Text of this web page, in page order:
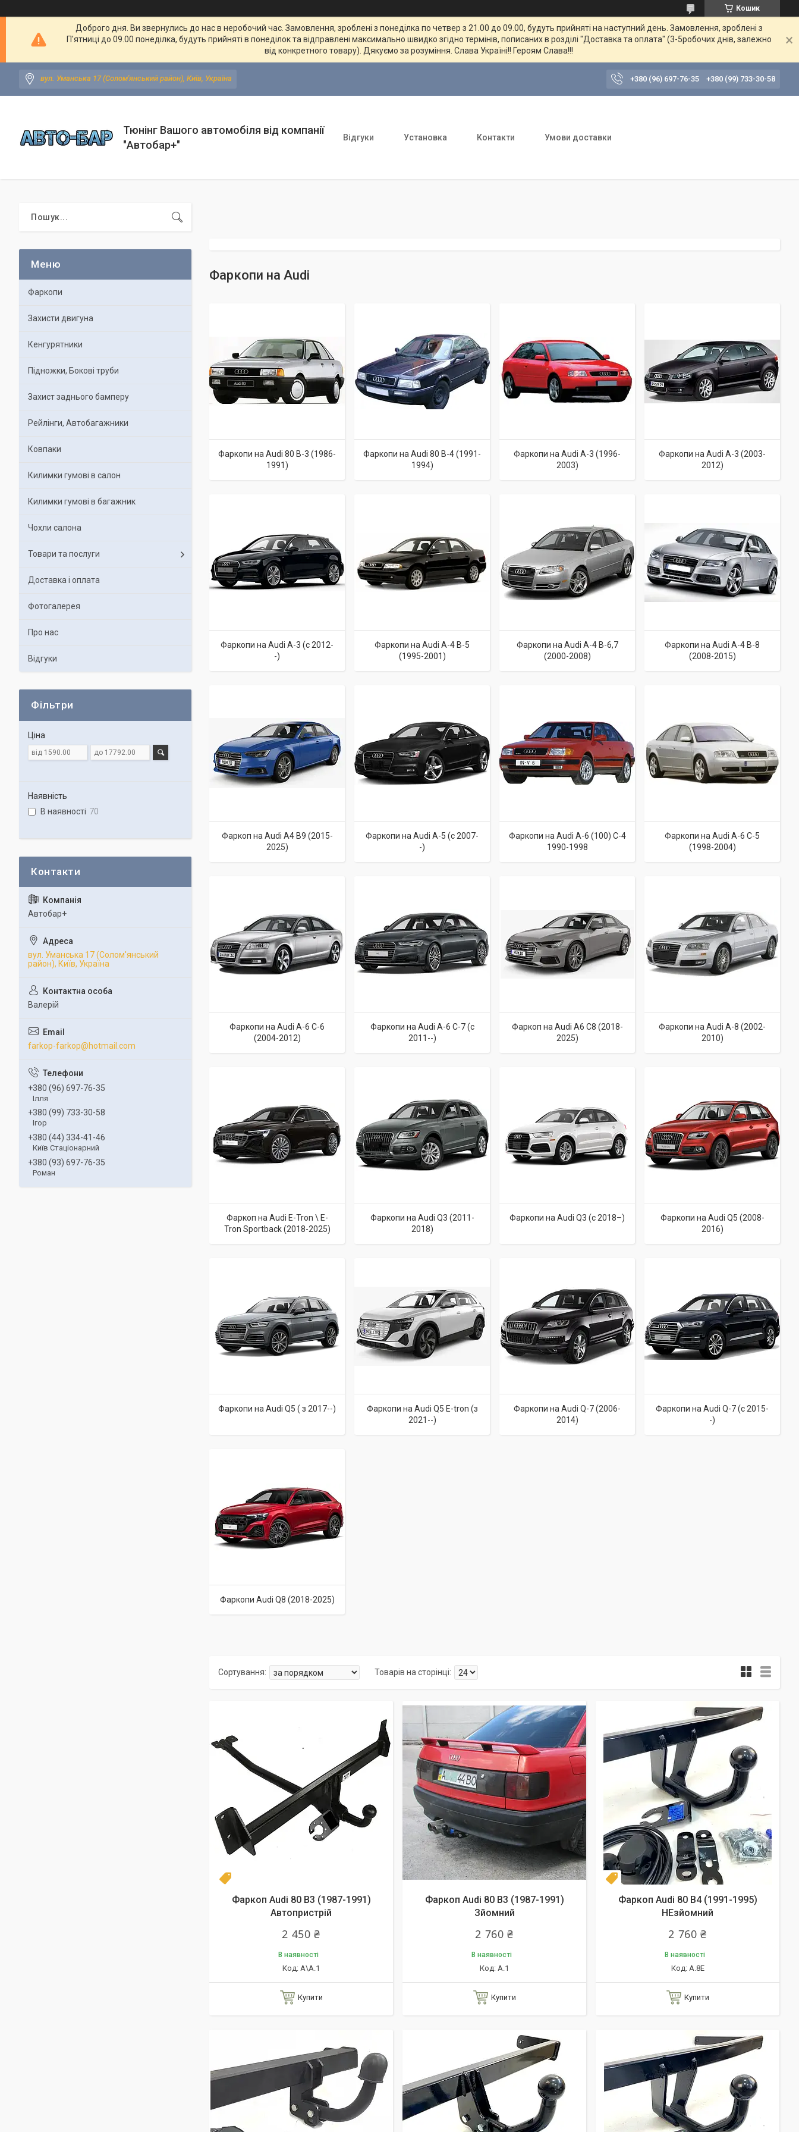
Кошик
Доброго дня. Ви звернулись до нас в неробочий час. Замовлення, зроблені з понеділка по четвер з 21.00 до 09.00, будуть прийняті на наступний день. Замовлення, зроблені з
П'ятниці до 09.00 понеділка, будуть прийняті в понеділок та відправлені максимально швидко згідно термінів, пописаних в розділі "Доставка та оплата" (3-5робочих днів, залежно
від конкретного товару). Дякуємо за розуміння. Слава Україні!! Героям Слава!!!
вул. Уманська 17 (Солом'янський район), Київ, Україна +380 (96) 697-76-35 +380 (99) 733-30-58
Тюнінг Вашого автомобіля від компанії
"Автобар+"
Відгуки Установка Контакти Умови доставки
Фаркопи на Audi
Фаркопи на Audi 80 B-3 (1986-
1991)
Фаркопи на Audi 80 B-4 (1991-
1994)
Фаркопи на Audi A-3 (1996-
2003)
Фаркопи на Audi A-3 (2003-
2012)
Фаркопи на Audi A-3 (c 2012-
-)
Фаркопи на Audi A-4 B-5
(1995-2001)
Фаркопи на Audi A-4 B-6,7
(2000-2008)
Фаркопи на Audi A-4 B-8
(2008-2015)
Фаркоп на Audi A4 B9 (2015-
2025)
Фаркопи на Audi A-5 (c 2007-
-)
Фаркопи на Audi A-6 (100) C-4
1990-1998
Фаркопи на Audi A-6 C-5
(1998-2004)
Фаркопи на Audi A-6 C-6
(2004-2012)
Фаркопи на Audi A-6 C-7 (c
2011--)
Фаркоп на Audi A6 C8 (2018-
2025)
Фаркопи на Audi A-8 (2002-
2010)
Фаркоп на Audi E-Tron \ E-
Tron Sportback (2018-2025)
Фаркопи на Audi Q3 (2011-
2018)
Фаркопи на Audi Q3 (c 2018–)
Фаркопи на Audi Q5 (2008-
2016)
Фаркопи на Audi Q5 ( з 2017--)
Фаркопи на Audi Q5 E-tron (з
2021--)
Фаркопи на Audi Q-7 (2006-
2014)
Фаркопи на Audi Q-7 (c 2015-
-)
Фаркопи Audi Q8 (2018-2025)
Фаркоп Audi 80 B3 (1987-1991)
Автопристрій
2 450 ₴
В наявності
А\А.1
Купити
Фаркоп Audi 80 B3 (1987-1991)
Зйомний
2 760 ₴
В наявності
А.1
Купити
Несъёмный
Фаркоп Audi 80 B4 (1991-1995)
НЕзйомний
2 760 ₴
В наявності
А.8Е
Купити
Фаркопи
Захисти двигуна
Кенгурятники
Підножки, Бокові труби
Захист заднього бамперу
Рейлінги, Автобагажники
Ковпаки
Килимки гумові в салон
Килимки гумові в багажник
Чохли салона
Товари та послуги
Доставка і оплата
Фотогалерея
Про нас
Відгуки
Фільтри
Ціна
Наявність
В наявності 70
Автобар+
вул. Уманська 17 (Солом'янський
район), Київ, Україна
Валерій
farkop-farkop@hotmail.com
+380 (96) 697-76-35
Ілля
+380 (99) 733-30-58
Ігор
+380 (44) 334-41-46
Київ Стаціонарний
+380 (93) 697-76-35
Роман